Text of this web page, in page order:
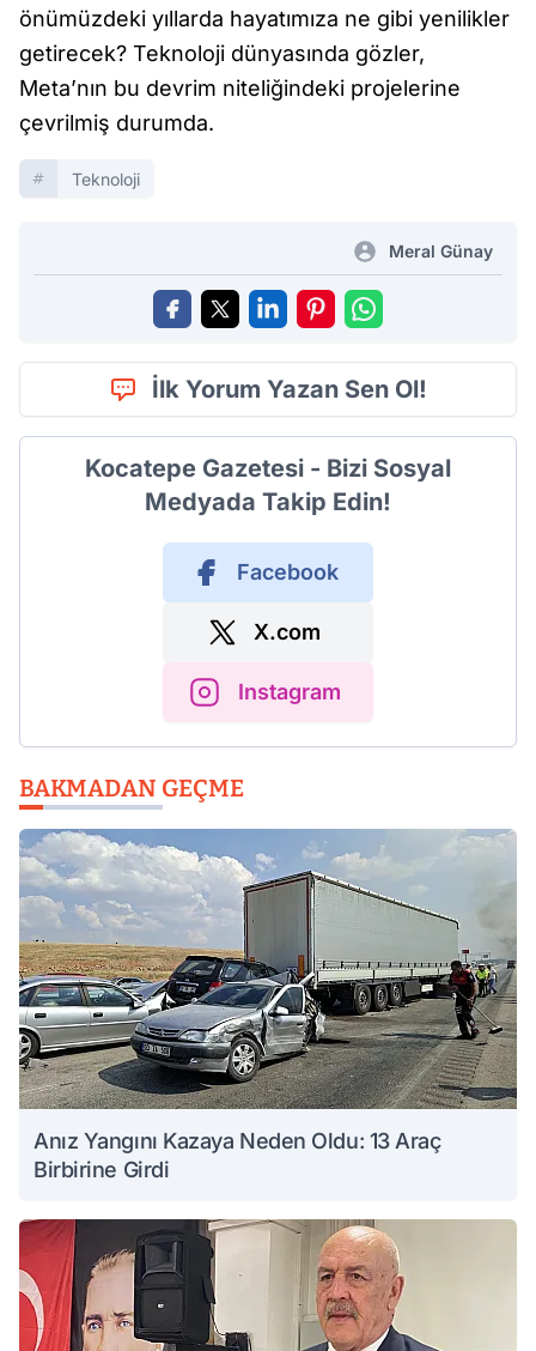
önümüzdeki yıllarda hayatımıza ne gibi yenilikler
getirecek? Teknoloji dünyasında gözler,
Meta’nın bu devrim niteliğindeki projelerine
çevrilmiş durumda.
Teknoloji
Meral Günay
İlk Yorum Yazan Sen Ol!
Kocatepe Gazetesi - Bizi Sosyal
Medyada Takip Edin!
Facebook
X.com
Instagram
BAKMADAN GEÇME
Anız Yangını Kazaya Neden Oldu: 13 Araç
Birbirine Girdi